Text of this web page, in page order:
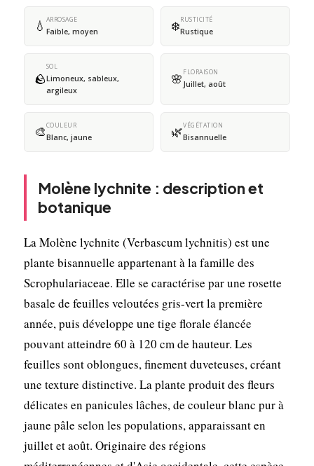
💧 ARROSAGE
Faible, moyen ❄️RUSTICITÉ
Rustique
🪨
SOL
Limoneux, sableux,
argileux
🌸 FLORAISON
Juillet, août
🎨COULEUR
Blanc, jaune 🌿VÉGÉTATION
Bisannuelle
Molène lychnite : description et
botanique
La Molène lychnite (Verbascum lychnitis) est une
plante bisannuelle appartenant à la famille des
Scrophulariaceae. Elle se caractérise par une rosette
basale de feuilles veloutées gris-vert la première
année, puis développe une tige florale élancée
pouvant atteindre 60 à 120 cm de hauteur. Les
feuilles sont oblongues, finement duveteuses, créant
une texture distinctive. La plante produit des fleurs
délicates en panicules lâches, de couleur blanc pur à
jaune pâle selon les populations, apparaissant en
juillet et août. Originaire des régions